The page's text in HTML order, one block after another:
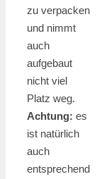
zu verpacken
und nimmt
auch
aufgebaut
nicht viel
Platz weg.
Achtung: es
ist natürlich
auch
entsprechend